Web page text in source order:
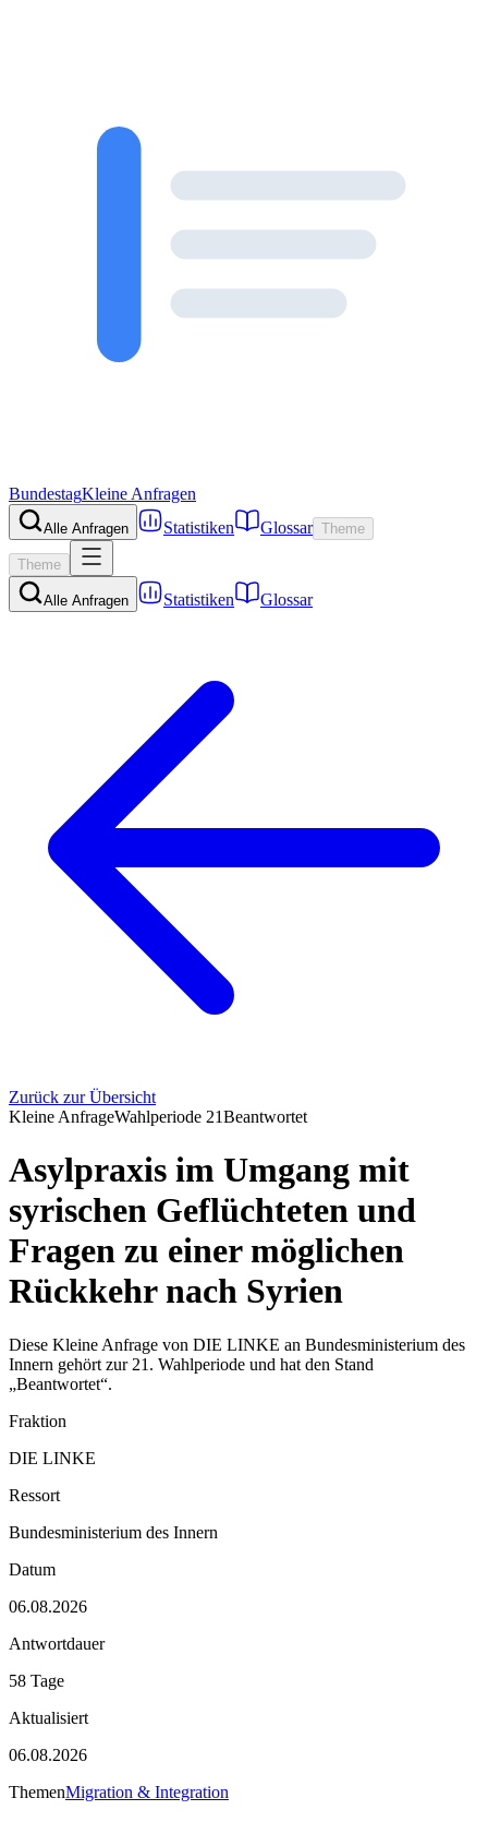
BundestagKleine Anfragen
Alle Anfragen Statistiken Glossar Theme
Theme
Alle Anfragen Statistiken Glossar
Zurück zur Übersicht
Kleine AnfrageWahlperiode 21Beantwortet
Asylpraxis im Umgang mit
syrischen Geflüchteten und
Fragen zu einer möglichen
Rückkehr nach Syrien
Diese Kleine Anfrage von DIE LINKE an Bundesministerium des
Innern gehört zur 21. Wahlperiode und hat den Stand
„Beantwortet“.
Fraktion
DIE LINKE
Ressort
Bundesministerium des Innern
Datum
06.08.2026
Antwortdauer
58 Tage
Aktualisiert
06.08.2026
ThemenMigration & Integration